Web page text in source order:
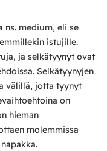
ns. medium, eli se
istujille.
ja selkätyynyt ovat
Selkätyynyjen
välillä, jotta tyynyt
on
hieman
molemmissa